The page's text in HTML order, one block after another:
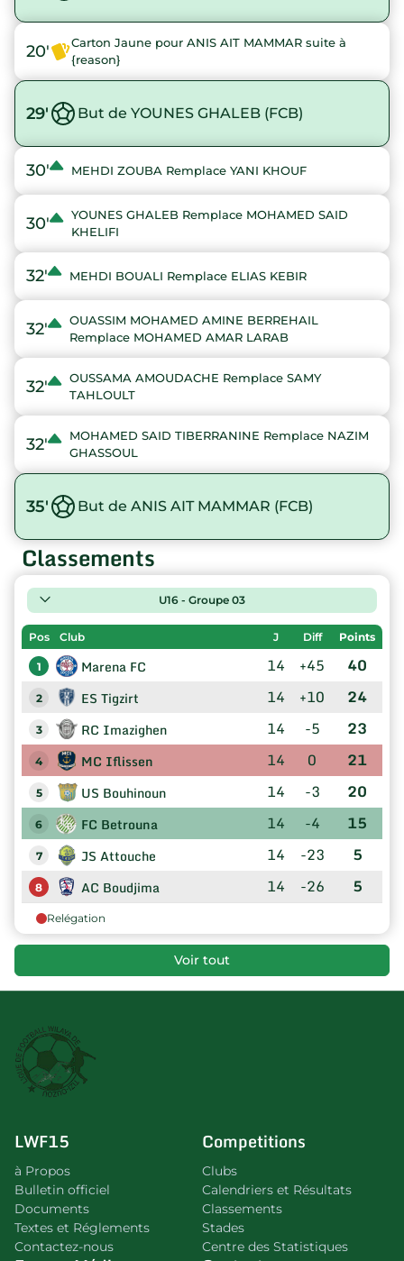
20'
Carton Jaune pour ANIS AIT MAMMAR suite à
{reason}
29' But de YOUNES GHALEB (FCB)
30' MEHDI ZOUBA Remplace YANI KHOUF
30'
YOUNES GHALEB Remplace MOHAMED SAID
KHELIFI
32' MEHDI BOUALI Remplace ELIAS KEBIR
32'
OUASSIM MOHAMED AMINE BERREHAIL
Remplace MOHAMED AMAR LARAB
32'
OUSSAMA AMOUDACHE Remplace SAMY
TAHLOULT
32'
MOHAMED SAID TIBERRANINE Remplace NAZIM
GHASSOUL
35' But de ANIS AIT MAMMAR (FCB)
Classements
U16 - Groupe 03
Pos Club J Diff Points
1 Marena FC 14 +45 40
2 ES Tigzirt 14 +10 24
3 RC Imazighen 14 -5 23
4 MC Iflissen 14 0 21
5 US Bouhinoun 14 -3 20
6 FC Betrouna 14 -4 15
7 JS Attouche 14 -23 5
8 AC Boudjima 14 -26 5
Relégation
Voir tout
LWF15
à Propos
Bulletin officiel
Documents
Textes et Réglements
Contactez-nous
Competitions
Clubs
Calendriers et Résultats
Classements
Stades
Centre des Statistiques